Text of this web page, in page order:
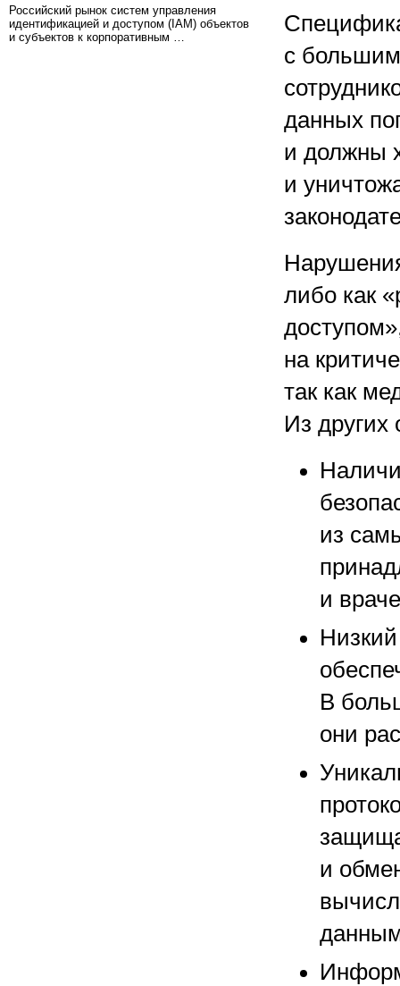
Российский рынок систем управления
идентификацией и доступом (IAM) объектов
и субъектов к корпоративным …
с
данных
и должны
и
либо как
на
так как
Из других
из
и
В
они
и